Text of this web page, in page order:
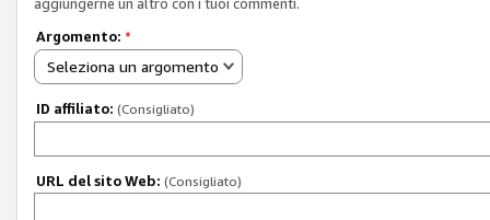
aggiungerne un altro con i tuoi commenti.
Argomento: *
Seleziona un argomento
ID affiliato: (Consigliato)
URL del sito Web: (Consigliato)